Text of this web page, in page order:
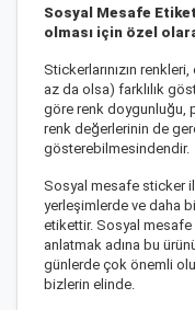
Sosyal Mesafe
olması için özel
Stickerlarınızın
az da olsa) farklılık
göre renk doygunluğu,
renk değerlerinin de
gösterebilmesindendir.
Sosyal mesafe sticker
yerleşimlerde ve daha
etikettir. Sosyal mesafe
anlatmak adına bu
günlerde çok önemli
bizlerin elinde.